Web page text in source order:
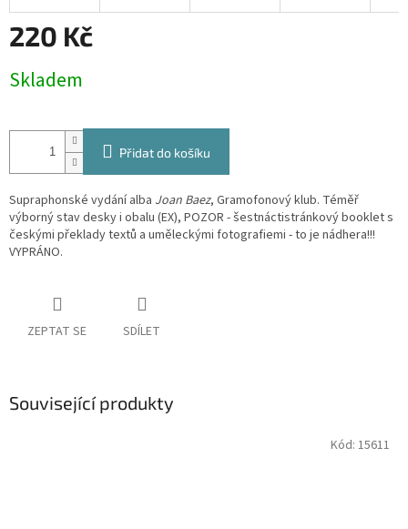
220 Kč
cena:
Skladem
Přidat do košíku
Supraphonské vydání alba Joan Baez, Gramofonový klub. Téměř
výborný stav desky i obalu (EX), POZOR - šestnáctistránkový booklet s
českými překlady textů a uměleckými fotografiemi - to je nádhera!!!
VYPRÁNO.
ZEPTAT SE SDÍLET
Související produkty
Kód: 15611